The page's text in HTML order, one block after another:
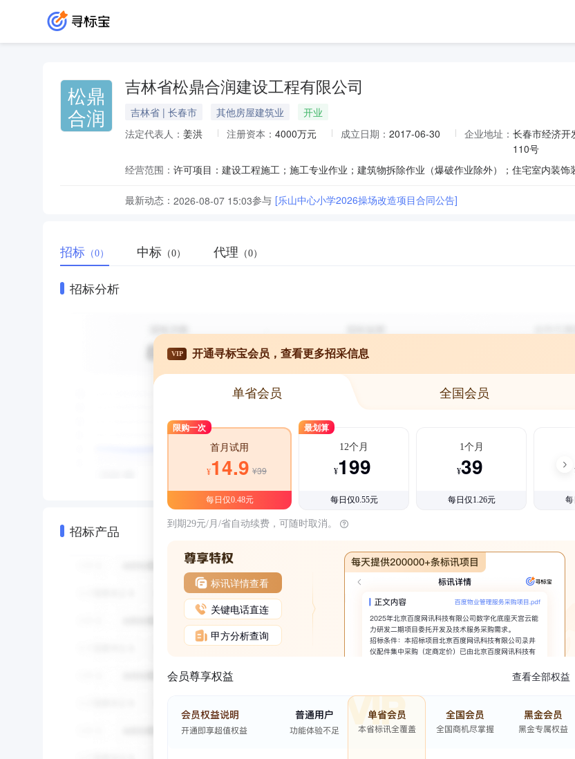
松鼎
合润
吉林省松鼎合润建设工程有限公司
吉林省 | 长春市 其他房屋建筑业
开业
法定代表人： 姜洪 注册资本： 4000万元 成立日期： 2017-06-30 企业地址： 长春市经济开
110号
经营范围：
最新动态： 2026-08-07 15:03参与 [乐山中心小学2026操场改造项目合同公告]
招标 （0） 中标 （0） 代理 （0）
招标分析
招标产品
VIP 开通寻标宝会员，查看更多招采信息
单省会员 全国会员
限购一次
首月试用
¥14.9 ¥39
每日仅0.48元
最划算
12个月
¥199
每日仅0.55元
1个月
¥39
每日仅1.26元 每
到期29元/月/省自动续费，可随时取消。
标讯详情查看
关键电话直连
甲方分析查询
会员尊享权益 查看全部权益